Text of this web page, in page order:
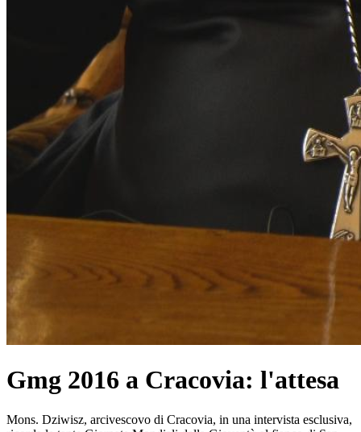
Gmg 2016 a Cracovia: l'attesa
Mons. Dziwisz, arcivescovo di Cracovia, in una intervista esclusiva,